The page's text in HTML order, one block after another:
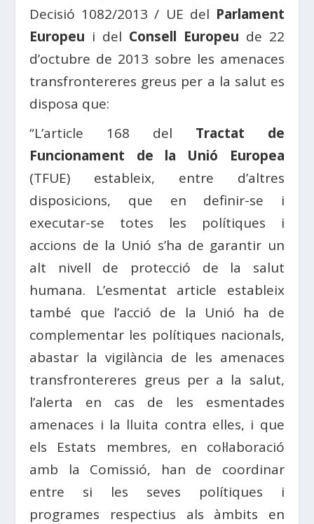
Decisió 1082/2013 / UE del Parlament
Europeu i del Consell Europeu de 22
d’octubre de 2013 sobre les amenaces
transfrontereres greus per a la salut es
disposa que:
“L’article 168 del Tractat de
Funcionament de la Unió Europea
(TFUE) estableix, entre d’altres
disposicions, que en definir-se i
executar-se totes les polítiques i
accions de la Unió s’ha de garantir un
alt nivell de protecció de la salut
humana. L’esmentat article estableix
també que l’acció de la Unió ha de
complementar les polítiques nacionals,
abastar la vigilància de les amenaces
transfrontereres greus per a la salut,
l’alerta en cas de les esmentades
amenaces i la lluita contra elles, i que
els Estats membres, en col·laboració
amb la Comissió, han de coordinar
entre si les seves polítiques i
programes respectius als àmbits en